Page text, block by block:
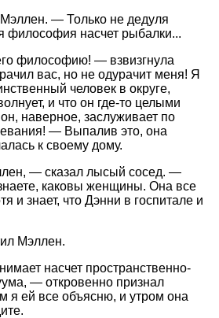
— Только не дедуля
философия насчет рыбалки...
философию! — взвизгнула
вас, но не одурачит меня! Я
человек в округе,
и что он где-то целыми
наверное, заслуживает по
— Выпалив это, она
к своему дому.
— сказал лысый сосед. —
каковы женщины. Она все
и знает, что Дэнни в госпитале и
Мэллен.
насчет пространственно-
— откровенно признал
я ей все объясню, и утром она